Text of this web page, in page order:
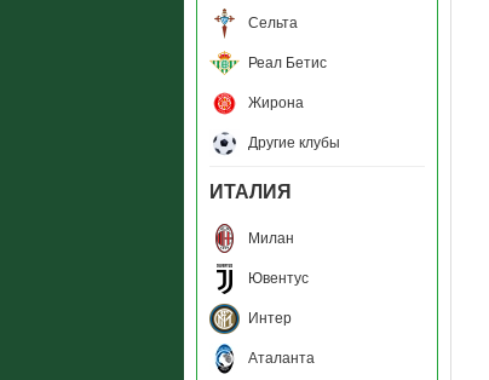
Сельта
Реал Бетис
Жирона
Другие клубы
ИТАЛИЯ
Милан
Ювентус
Интер
Аталанта